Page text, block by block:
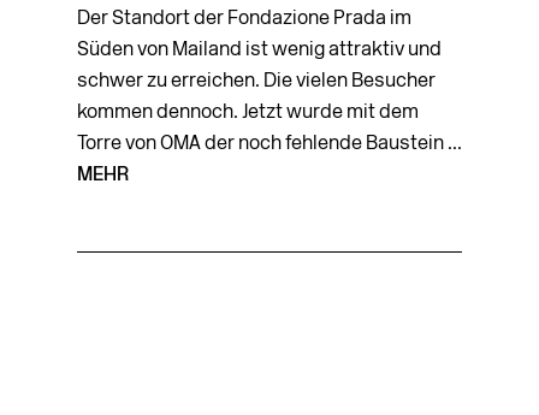
Der Standort der Fondazione Prada im
Süden von Mailand ist wenig attraktiv und
schwer zu erreichen. Die vielen Besucher
kommen dennoch. Jetzt wurde mit dem
Torre von OMA der noch fehlende Baustein ...
MEHR